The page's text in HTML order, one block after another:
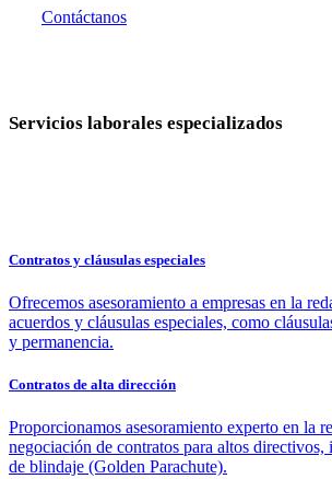
Contáctanos
Servicios laborales especializados
Contratos y cláusulas especiales
Ofrecemos asesoramiento a empresas en la
acuerdos y cláusulas especiales, como
y permanencia.
Contratos de alta dirección
Proporcionamos asesoramiento experto en la
negociación de contratos para altos directivos,
de blindaje (Golden Parachute).